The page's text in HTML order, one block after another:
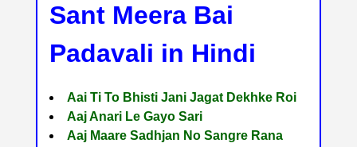
Sant Meera Bai
Padavali in Hindi
Aai Ti To Bhisti Jani Jagat Dekhke Roi
Aaj Anari Le Gayo Sari
Aaj Maare Sadhjan No Sangre Rana